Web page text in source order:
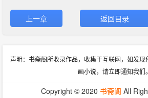
上一章 返回目录
声明：书斋阁所收录作品，收集于互联网，如发
画小说，请立即通知我们。
Copyright © 2020 书斋阁 All